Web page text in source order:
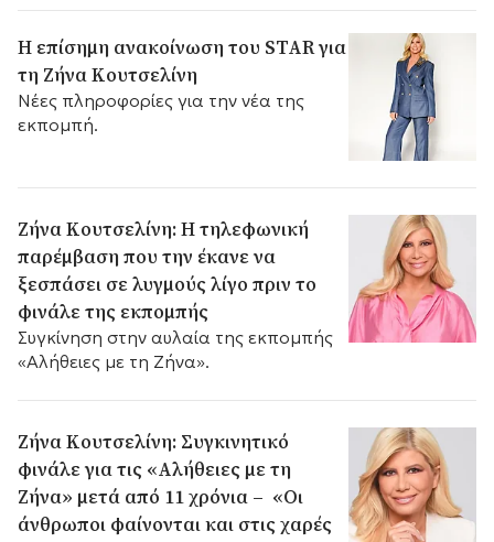
Η επίσημη ανακοίνωση του STAR για
τη Ζήνα Κουτσελίνη
Νέες πληροφορίες για την νέα της
εκπομπή.
Ζήνα Κουτσελίνη: Η τηλεφωνική
παρέμβαση που την έκανε να
ξεσπάσει σε λυγμούς λίγο πριν το
φινάλε της εκπομπής
Συγκίνηση στην αυλαία της εκπομπής
«Αλήθειες με τη Ζήνα».
Ζήνα Κουτσελίνη: Συγκινητικό
φινάλε για τις «Αλήθειες με τη
Ζήνα» μετά από 11 χρόνια – «Οι
άνθρωποι φαίνονται και στις χαρές